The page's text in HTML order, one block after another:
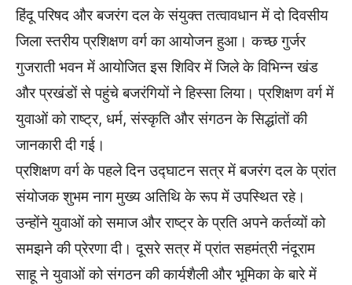
हिंदू परिषद और बजरंग दल के संयुक्त तत्वावधान में दो दिवसीय
जिला स्तरीय प्रशिक्षण वर्ग का आयोजन हुआ। कच्छ गुर्जर
गुजराती भवन में आयोजित इस शिविर में जिले के विभिन्न खंड
और प्रखंडों से पहुंचे बजरंगियों ने हिस्सा लिया। प्रशिक्षण वर्ग में
युवाओं को राष्ट्र, धर्म, संस्कृति और संगठन के सिद्धांतों की
जानकारी दी गई।
प्रशिक्षण वर्ग के पहले दिन उद्घाटन सत्र में बजरंग दल के प्रांत
संयोजक शुभम नाग मुख्य अतिथि के रूप में उपस्थित रहे।
उन्होंने युवाओं को समाज और राष्ट्र के प्रति अपने कर्तव्यों को
समझने की प्रेरणा दी। दूसरे सत्र में प्रांत सहमंत्री नंदूराम
साहू ने युवाओं को संगठन की कार्यशैली और भूमिका के बारे में